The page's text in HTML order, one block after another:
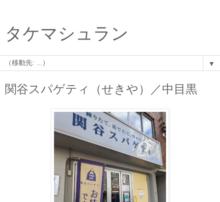
タケマシュラン
▼
関谷スパゲティ（せきや）／中目黒